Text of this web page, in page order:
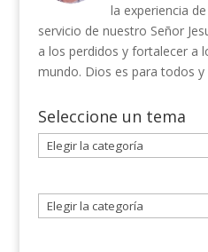
la experiencia
servicio de nuestro Señor
a los perdidos y fortalecer a
mundo. Dios es para todos
Seleccione un tema
Seleccione
un